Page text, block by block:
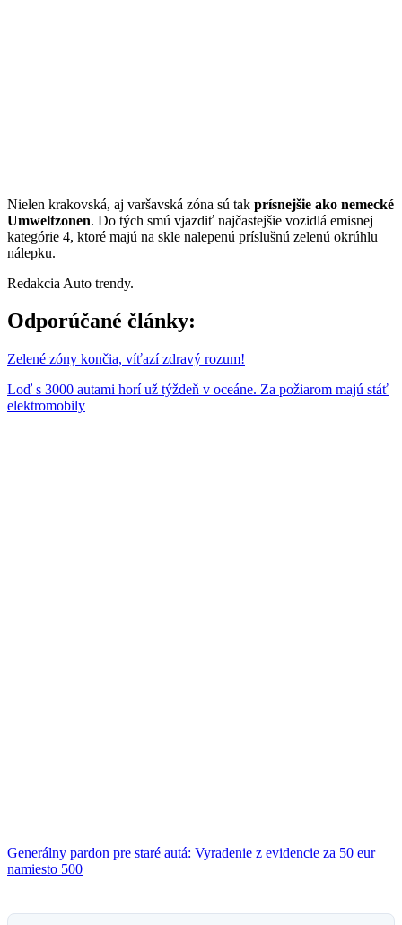
Nielen krakovská, aj varšavská zóna sú tak prísnejšie ako nemecké
Umweltzonen. Do tých smú vjazdiť najčastejšie vozidlá emisnej
kategórie 4, ktoré majú na skle nalepenú príslušnú zelenú okrúhlu
nálepku.
Redakcia Auto trendy.
Odporúčané články:
Zelené zóny končia, víťazí zdravý rozum!
Loď s 3000 autami horí už týždeň v oceáne. Za požiarom majú stáť
elektromobily
Generálny pardon pre staré autá: Vyradenie z evidencie za 50 eur
namiesto 500